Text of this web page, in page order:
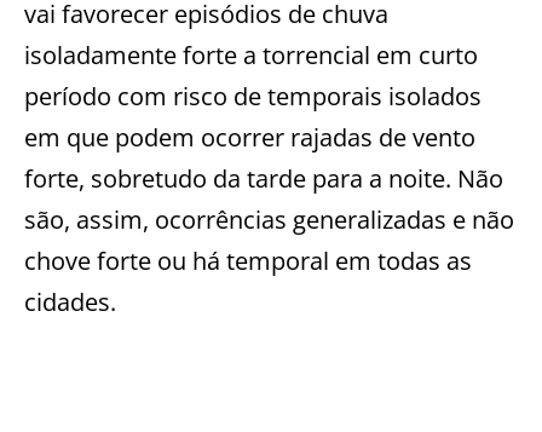
vai favorecer episódios de chuva
isoladamente forte a torrencial em curto
período com risco de temporais isolados
em que podem ocorrer rajadas de vento
forte, sobretudo da tarde para a noite. Não
são, assim, ocorrências generalizadas e não
chove forte ou há temporal em todas as
cidades.